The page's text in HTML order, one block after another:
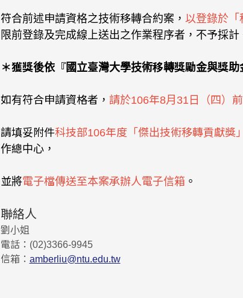
符合前述申請資格之技術移轉合約案， 以登錄於「
限前登錄及完成線上送出之作業程序者，不予採計
＊獲獎後依『國立臺灣大學技術移轉獎勵金與獎
如有符合申請資格者， 請於106年8月31日（四）前
請填妥附件科技部106年度「傑出技術移轉貢獻獎
作總中心，
並將電子檔傳送至本案承辦人電子信箱 。
聯絡人
劉小姐
電話：(02)3366-9945
信箱： amberliu@ntu.edu.tw